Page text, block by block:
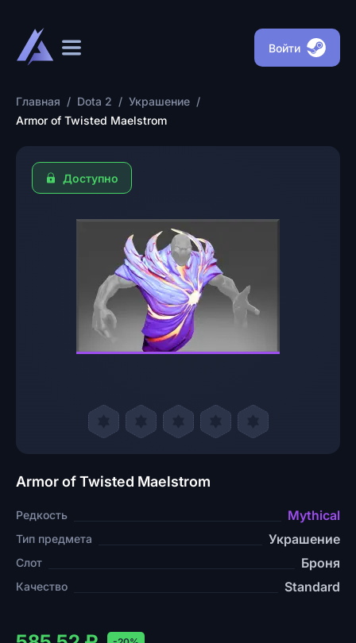
Войти
Главная / Dota 2 / Украшение /
Armor of Twisted Maelstrom
Доступно
Armor of Twisted Maelstrom
Редкость Mythical
Тип предмета Украшение
Слот Броня
Качество Standard